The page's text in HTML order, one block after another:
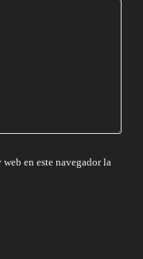
en este navegador la